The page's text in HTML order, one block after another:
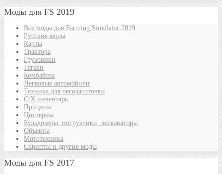
Моды для FS 2019
Все моды для Farming Simulator 2019
Русские моды
Карты
Трактора
Грузовики
Тягачи
Комбайны
Легковые автомобили
Техника для лесозаготовки
С/Х инвентарь
Прицепы
Цистерны
Бульдозеры, погрузчики, экскаваторы
Объекты
Мототехника
Скрипты и другие моды
Моды для FS 2017